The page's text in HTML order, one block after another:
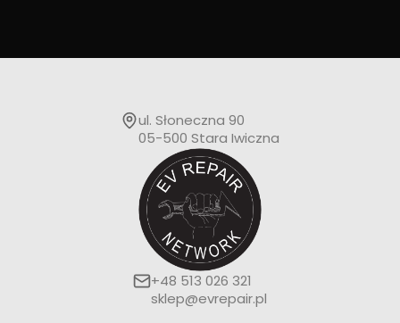
ul. Słoneczna 90
05-500 Stara Iwiczna
+48 513 026 321
sklep@evrepair.pl